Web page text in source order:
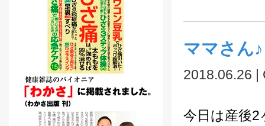
ママさん♪
2018.06.26
今日は産後